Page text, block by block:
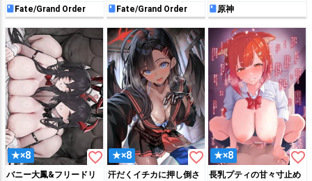
れない特異点～
Fate/Grand Order
Fate/Grand Order
原神
★×8 favorite_border
バニー大鳳&フリードリ
★×8 favorite_border
汗だくイチカに押し倒さ
★×8 favorite_border
長乳プティの甘々寸止め